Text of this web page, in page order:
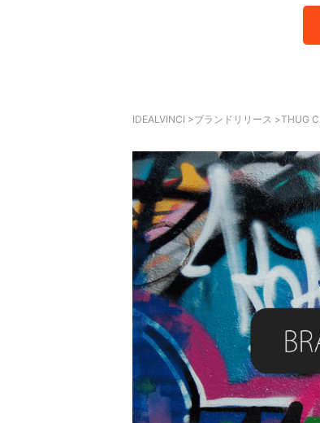
IDEALVINCI >ブランドリリース >THUG